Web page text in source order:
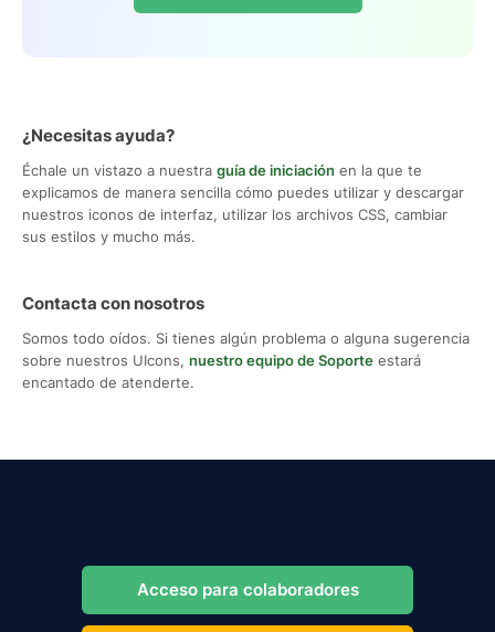
¿Necesitas ayuda?
Échale un vistazo a nuestra guía de iniciación en la que te
explicamos de manera sencilla cómo puedes utilizar y descargar
nuestros iconos de interfaz, utilizar los archivos CSS, cambiar
sus estilos y mucho más.
Contacta con nosotros
Somos todo oídos. Si tienes algún problema o alguna sugerencia
sobre nuestros UIcons, nuestro equipo de Soporte estará
encantado de atenderte.
Acceso para colaboradores